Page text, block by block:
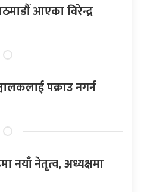
आएका विरेन्द्र
पक्राउ नगर्न
नयाँ नेतृत्व, अध्यक्षमा